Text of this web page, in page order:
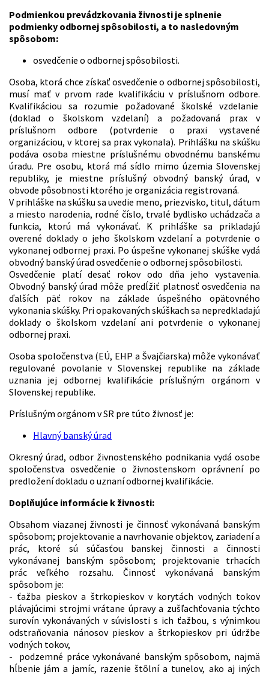
Podmienkou prevádzkovania živnosti je splnenie
podmienky odbornej spôsobilosti, a to nasledovným
spôsobom:
osvedčenie o odbornej spôsobilosti.
Osoba, ktorá chce získať osvedčenie o odbornej spôsobilosti,
musí mať v prvom rade kvalifikáciu v príslušnom odbore.
Kvalifikáciou sa rozumie požadované školské vzdelanie
(doklad o školskom vzdelaní) a požadovaná prax v
príslušnom odbore (potvrdenie o praxi vystavené
organizáciou, v ktorej sa prax vykonala). Prihlášku na skúšku
podáva osoba miestne príslušnému obvodnému banskému
úradu. Pre osobu, ktorá má sídlo mimo územia Slovenskej
republiky, je miestne príslušný obvodný banský úrad, v
obvode pôsobnosti ktorého je organizácia registrovaná.
V prihláške na skúšku sa uvedie meno, priezvisko, titul, dátum
a miesto narodenia, rodné číslo, trvalé bydlisko uchádzača a
funkcia, ktorú má vykonávať. K prihláške sa prikladajú
overené doklady o jeho školskom vzdelaní a potvrdenie o
vykonanej odbornej praxi. Po úspešne vykonanej skúške vydá
obvodný banský úrad osvedčenie o odbornej spôsobilosti.
Osvedčenie platí desať rokov odo dňa jeho vystavenia.
Obvodný banský úrad môže predĺžiť platnosť osvedčenia na
ďalších päť rokov na základe úspešného opätovného
vykonania skúšky. Pri opakovaných skúškach sa nepredkladajú
doklady o školskom vzdelaní ani potvrdenie o vykonanej
odbornej praxi.
Osoba spoločenstva (EÚ, EHP a Švajčiarska) môže vykonávať
regulované povolanie v Slovenskej republike na základe
uznania jej odbornej kvalifikácie príslušným orgánom v
Slovenskej republike.
Príslušným orgánom v SR pre túto živnosť je:
Hlavný banský úrad
Okresný úrad, odbor živnostenského podnikania vydá osobe
spoločenstva osvedčenie o živnostenskom oprávnení po
predložení dokladu o uznaní odbornej kvalifikácie.
Doplňujúce informácie k živnosti:
Obsahom viazanej živnosti je činnosť vykonávaná banským
spôsobom; projektovanie a navrhovanie objektov, zariadení a
prác, ktoré sú súčasťou banskej činnosti a činnosti
vykonávanej banským spôsobom; projektovanie trhacích
prác veľkého rozsahu. Činnosť vykonávaná banským
spôsobom je:
- ťažba pieskov a štrkopieskov v korytách vodných tokov
plávajúcimi strojmi vrátane úpravy a zušľachťovania týchto
surovín vykonávaných v súvislosti s ich ťažbou, s výnimkou
odstraňovania nánosov pieskov a štrkopieskov pri údržbe
vodných tokov,
- podzemné práce vykonávané banským spôsobom, najmä
hĺbenie jám a jamíc, razenie štôlní a tunelov, ako aj iných